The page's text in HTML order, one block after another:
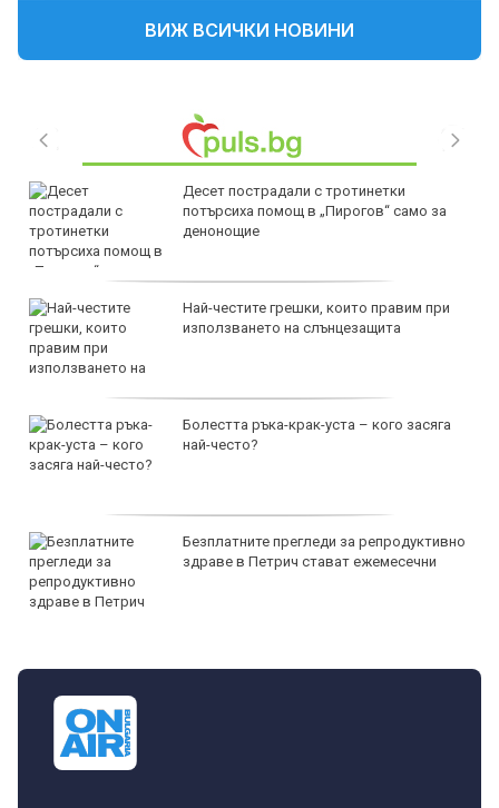
ВИЖ ВСИЧКИ НОВИНИ
Десет пострадали с тротинетки
потърсиха помощ в „Пирогов“ само за
денонощие
Най-честите грешки, които правим при
използването на слънцезащита
Болестта ръка-крак-уста – кого засяга
най-често?
Безплатните прегледи за репродуктивно
здраве в Петрич стават ежемесечни